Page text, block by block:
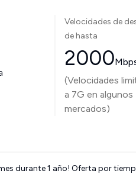
Velocidades de
de hasta
2000
(Velocidades
a 7G en algunos
mercados)
durante 1 año! Oferta por